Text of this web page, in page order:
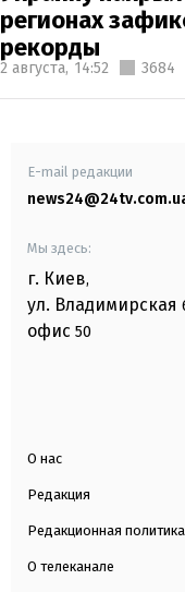
регионах
рекорды
2 августа, 14:52 3684
E-mail редакции
Мы здесь:
г. Киев,
ул. Владимирская
офис 50
О нас
Редакция
Редакционная политика
О телеканале